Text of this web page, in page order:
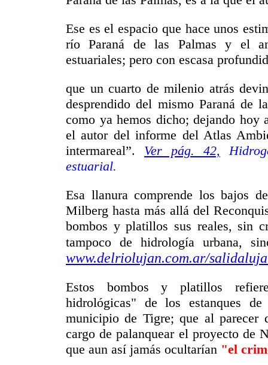
Ese es el espacio que hace unos
río Paraná de las Palmas y el
estuariales; pero con escasa
que un cuarto de milenio atrás
desprendido del mismo Paraná de
como ya hemos dicho; dejando hoy
el autor del informe del Atlas
intermareal”. Ver pág. 42,
estuarial.
Esa llanura comprende los bajos
Milberg hasta más allá del
bombos y platillos sus reales, sin
tampoco de hidrología urbana,
www.delriolujan.com.ar/
Estos bombos y platillos
hidrológicas" de los estanques
municipio de Tigre; que al parecer
cargo de palanquear el proyecto de
que aun así jamás ocultarían "el